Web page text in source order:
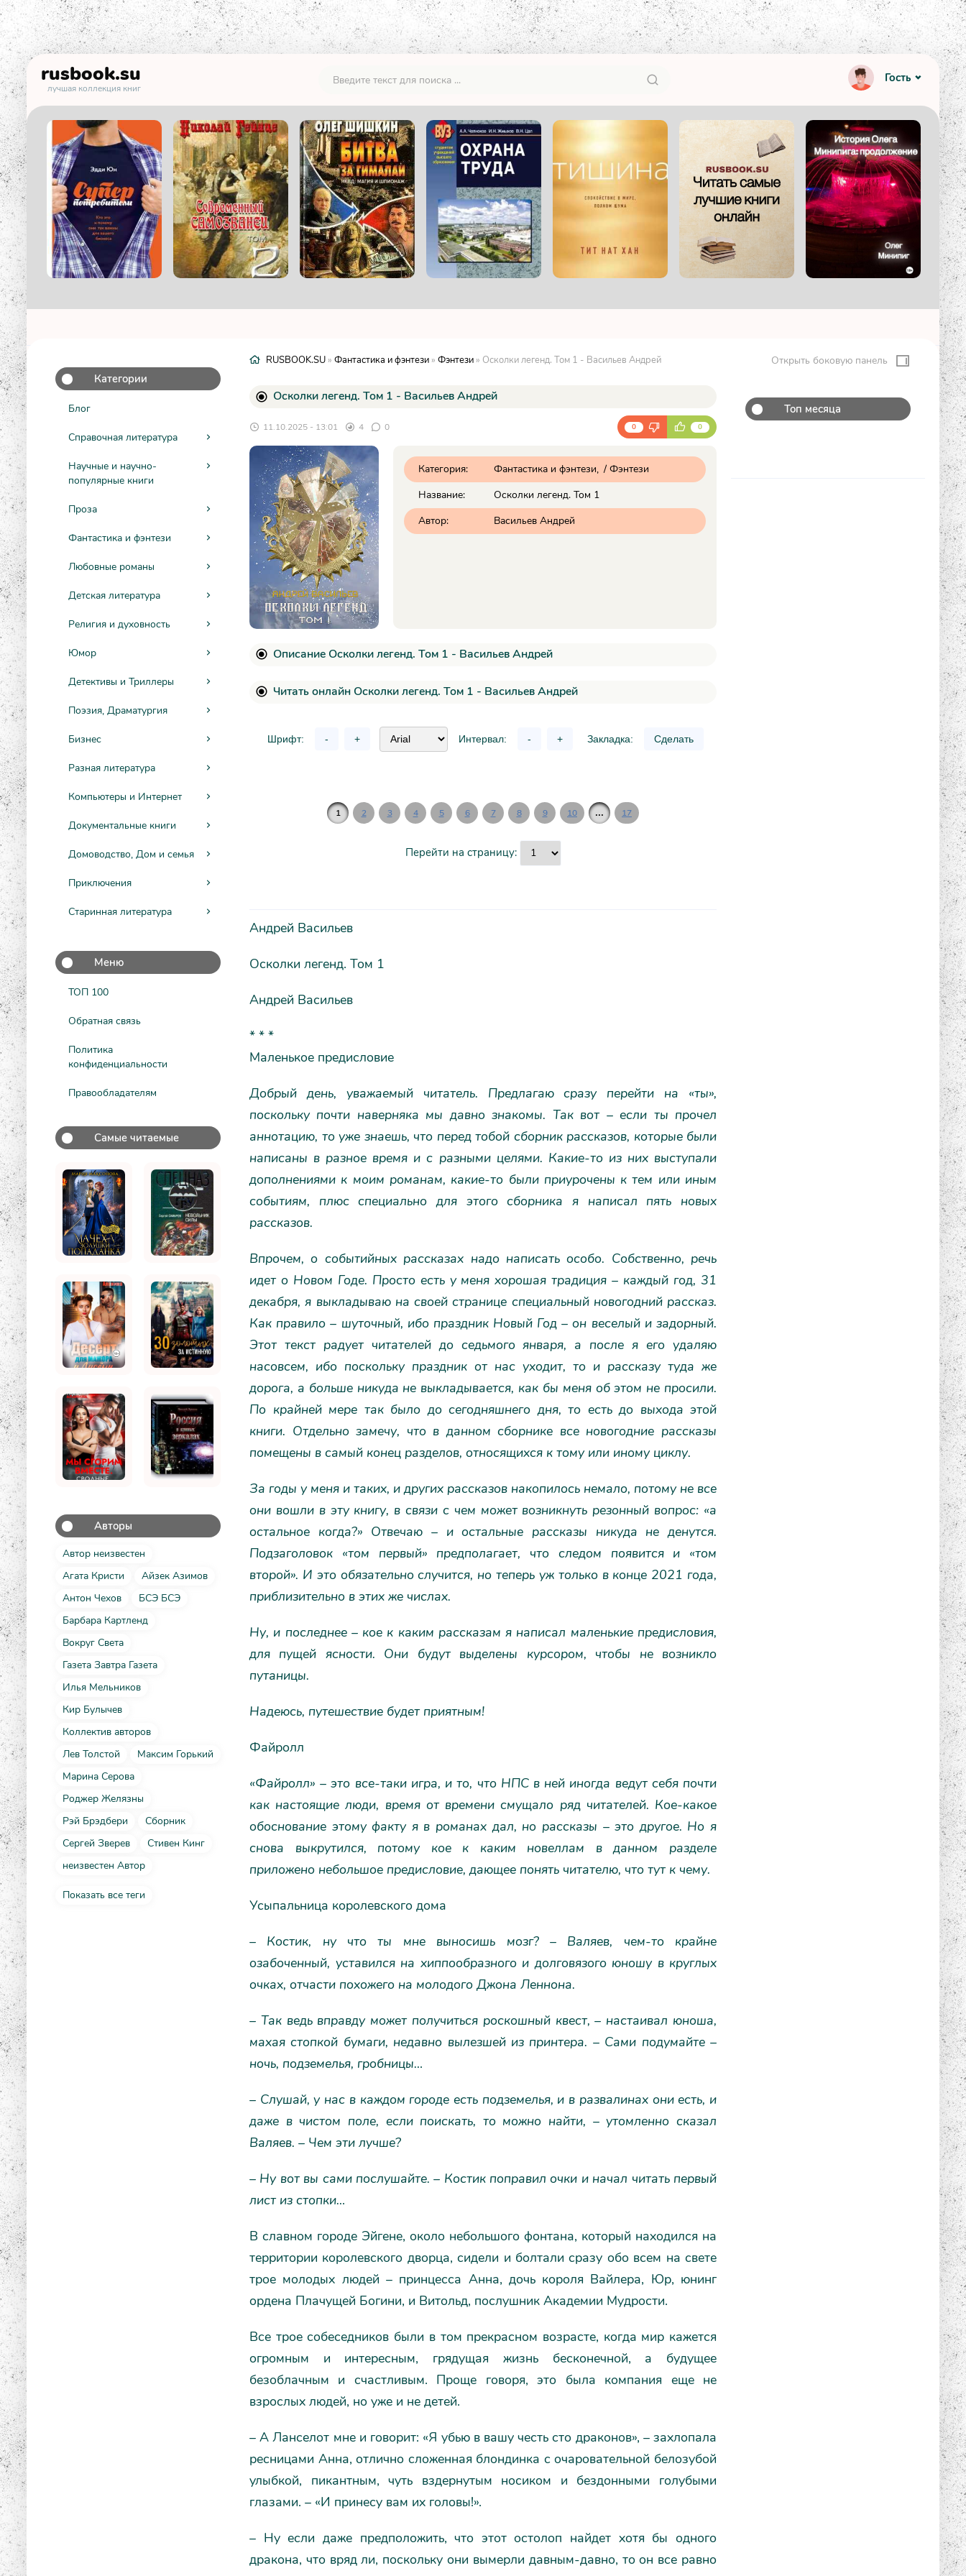
rusbook.su
лучшая коллекция книг
Гость
Категории
Блог
Справочная литература
Научные и научно-
популярные книги
Проза
Фантастика и фэнтези
Любовные романы
Детская литература
Религия и духовность
Юмор
Детективы и Триллеры
Поэзия, Драматургия
Бизнес
Разная литература
Компьютеры и Интернет
Документальные книги
Домоводство, Дом и семья
Приключения
Старинная литература
Меню
ТОП 100
Обратная связь
Политика
конфиденциальности
Правообладателям
Самые читаемые
Авторы
Автор неизвестен
Агата Кристи
Айзек Азимов
Антон Чехов
БСЭ БСЭ
Барбара Картленд
Вокруг Света
Газета Завтра Газета
Илья Мельников
Кир Булычев
Коллектив авторов
Лев Толстой
Максим Горький
Марина Серова
Роджер Желязны
Рэй Брэдбери
Сборник
Сергей Зверев
Стивен Кинг
неизвестен Автор
Показать все теги
RUSBOOK.SU » Фантастика и фэнтези » Фэнтези » Осколки легенд. Том 1 - Васильев Андрей
Осколки легенд. Том 1 - Васильев Андрей
11.10.2025 - 13:01 4 0 0 0
Категория: Фантастика и фэнтези / Фэнтези
Название:
Осколки легенд. Том 1
Автор:
Васильев Андрей
Описание Осколки легенд. Том 1 - Васильев Андрей
Читать онлайн Осколки легенд. Том 1 - Васильев Андрей
Шрифт: - + Интервал: - + Закладка: Сделать
1 2 3 4 5 6 7 8 9 10 ... 17
Перейти на страницу:
Андрей Васильев
Осколки легенд. Том 1
Андрей Васильев
* * *
Маленькое предисловие
Добрый день, уважаемый читатель. Предлагаю сразу перейти на «ты»,
поскольку почти наверняка мы давно знакомы. Так вот – если ты прочел
аннотацию, то уже знаешь, что перед тобой сборник рассказов, которые были
написаны в разное время и с разными целями. Какие-то из них выступали
дополнениями к моим романам, какие-то были приурочены к тем или иным
событиям, плюс специально для этого сборника я написал пять новых
рассказов.
Впрочем, о событийных рассказах надо написать особо. Собственно, речь
идет о Новом Годе. Просто есть у меня хорошая традиция – каждый год, 31
декабря, я выкладываю на своей странице специальный новогодний рассказ.
Как правило – шуточный, ибо праздник Новый Год – он веселый и задорный.
Этот текст радует читателей до седьмого января, а после я его удаляю
насовсем, ибо поскольку праздник от нас уходит, то и рассказу туда же
дорога, а больше никуда не выкладывается, как бы меня об этом не просили.
По крайней мере так было до сегодняшнего дня, то есть до выхода этой
книги. Отдельно замечу, что в данном сборнике все новогодние рассказы
помещены в самый конец разделов, относящихся к тому или иному циклу.
За годы у меня и таких, и других рассказов накопилось немало, потому не все
они вошли в эту книгу, в связи с чем может возникнуть резонный вопрос: «а
остальное когда?» Отвечаю – и остальные рассказы никуда не денутся.
Подзаголовок «том первый» предполагает, что следом появится и «том
второй». И это обязательно случится, но теперь уж только в конце 2021 года,
приблизительно в этих же числах.
Ну, и последнее – кое к каким рассказам я написал маленькие предисловия,
для пущей ясности. Они будут выделены курсором, чтобы не возникло
путаницы.
Надеюсь, путешествие будет приятным!
Файролл
«Файролл» – это все-таки игра, и то, что НПС в ней иногда ведут себя почти
как настоящие люди, время от времени смущало ряд читателей. Кое-какое
обоснование этому факту я в романах дал, но рассказы – это другое. Но я
снова выкрутился, потому кое к каким новеллам в данном разделе
приложено небольшое предисловие, дающее понять читателю, что тут к чему.
Усыпальница королевского дома
– Костик, ну что ты мне выносишь мозг? – Валяев, чем-то крайне
озабоченный, уставился на хиппообразного и долговязого юношу в круглых
очках, отчасти похожего на молодого Джона Леннона.
– Так ведь вправду может получиться роскошный квест, – настаивал юноша,
махая стопкой бумаги, недавно вылезшей из принтера. – Сами подумайте –
ночь, подземелья, гробницы…
– Слушай, у нас в каждом городе есть подземелья, и в развалинах они есть, и
даже в чистом поле, если поискать, то можно найти, – утомленно сказал
Валяев. – Чем эти лучше?
– Ну вот вы сами послушайте. – Костик поправил очки и начал читать первый
лист из стопки…
В славном городе Эйгене, около небольшого фонтана, который находился на
территории королевского дворца, сидели и болтали сразу обо всем на свете
трое молодых людей – принцесса Анна, дочь короля Вайлера, Юр, юнинг
ордена Плачущей Богини, и Витольд, послушник Академии Мудрости.
Все трое собеседников были в том прекрасном возрасте, когда мир кажется
огромным и интересным, грядущая жизнь бесконечной, а будущее
безоблачным и счастливым. Проще говоря, это была компания еще не
взрослых людей, но уже и не детей.
– А Ланселот мне и говорит: «Я убью в вашу честь сто драконов», – захлопала
ресницами Анна, отлично сложенная блондинка с очаровательной белозубой
улыбкой, пикантным, чуть вздернутым носиком и бездонными голубыми
глазами. – «И принесу вам их головы!».
– Ну если даже предположить, что этот остолоп найдет хотя бы одного
дракона, что вряд ли, поскольку они вымерли давным-давно, то он все равно
Открыть боковую панель
Топ месяца